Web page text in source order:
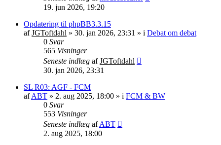
19. jun 2026, 19:20
Opdatering til phpBB3.3.15
afJGToftdahl » 30. jan 2026, 23:31 » i Debat om debat
0 Svar
565 Visninger
Seneste indlæg afJGToftdahl
30. jan 2026, 23:31
SL R03: AGF - FCM
afABT » 2. aug 2025, 18:00 » i FCM & BW
0 Svar
553 Visninger
Seneste indlæg afABT
2. aug 2025, 18:00